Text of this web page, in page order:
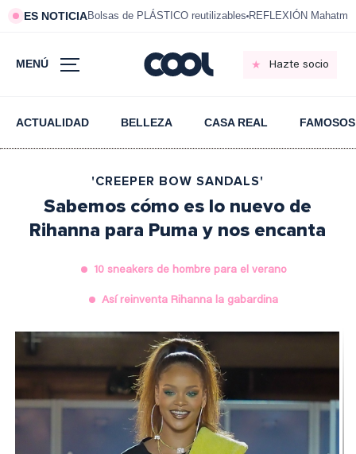
ES NOTICIABolsas de PLÁSTICO reutilizables REFLEXIÓN
MENÚ Hazte socio
ACTUALIDAD BELLEZA CASA REAL FAMOSOS
'CREEPER BOW SANDALS'
Sabemos cómo es lo nuevo de
Rihanna para Puma y nos encanta
10 sneakers de hombre para el verano
Así reinventa Rihanna la gabardina